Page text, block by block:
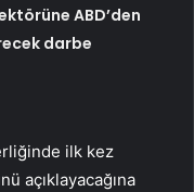
ABD’den
darbe
ilk kez
açıklayacağına